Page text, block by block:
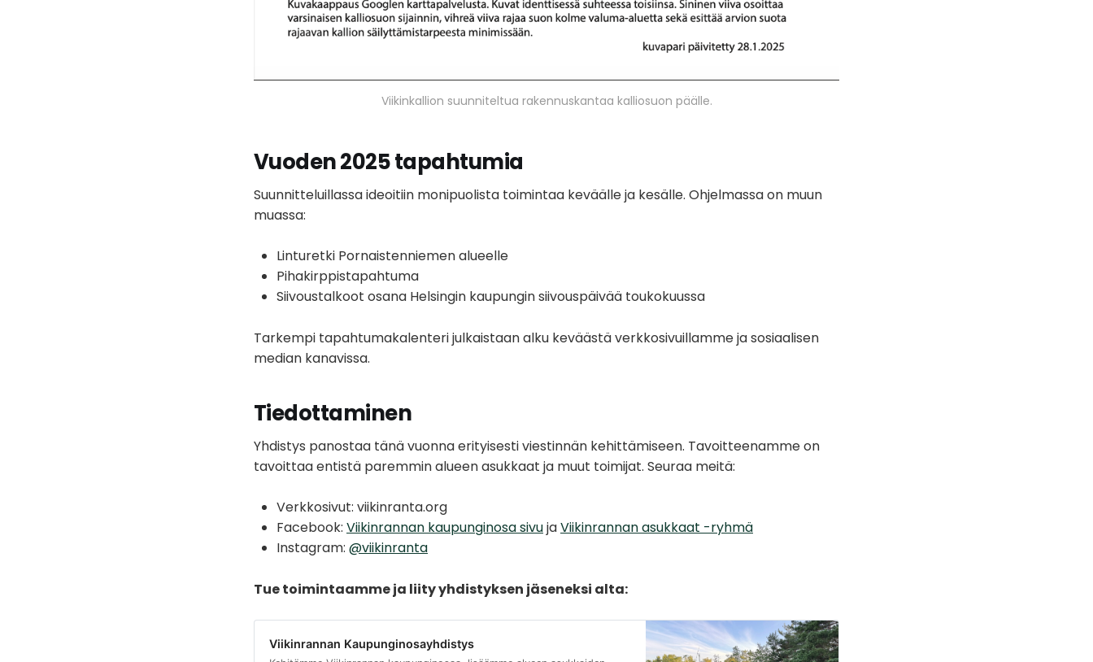
Viikinkallion suunniteltua rakennuskantaa kalliosuon päälle.
Vuoden 2025 tapahtumia
Suunnitteluillassa ideoitiin monipuolista toimintaa keväälle ja kesälle. Ohjelmassa on muun
muassa:
Linturetki Pornaistenniemen alueelle
Pihakirppistapahtuma
Siivoustalkoot osana Helsingin kaupungin siivouspäivää toukokuussa
Tarkempi tapahtumakalenteri julkaistaan alku keväästä verkkosivuillamme ja sosiaalisen
median kanavissa.
Tiedottaminen
Yhdistys panostaa tänä vuonna erityisesti viestinnän kehittämiseen. Tavoitteenamme on
tavoittaa entistä paremmin alueen asukkaat ja muut toimijat. Seuraa meitä:
Verkkosivut: viikinranta.org
Facebook: Viikinrannan kaupunginosa sivujaViikinrannan asukkaat -ryhmä
Instagram: @viikinranta
Tue toimintaamme ja liity yhdistyksen jäseneksi alta:
Viikinrannan Kaupunginosayhdistys